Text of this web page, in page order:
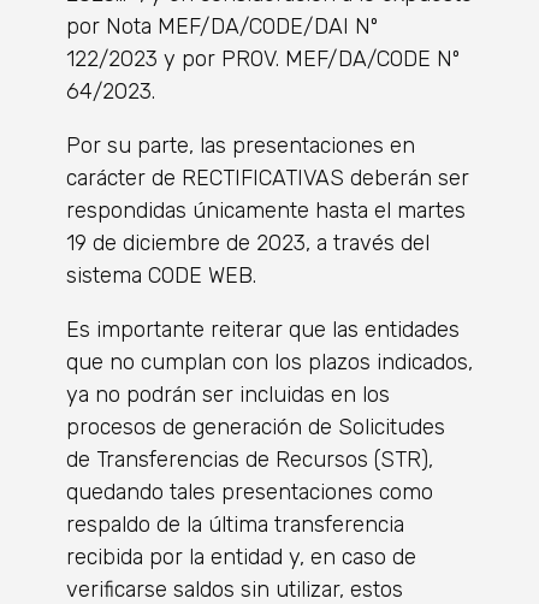
por Nota MEF/DA/CODE/DAI Nº
122/2023 y por PROV. MEF/DA/CODE Nº
64/2023.
Por su parte, las presentaciones en
carácter de RECTIFICATIVAS deberán ser
respondidas únicamente hasta el martes
19 de diciembre de 2023, a través del
sistema CODE WEB.
Es importante reiterar que las entidades
que no cumplan con los plazos indicados,
ya no podrán ser incluidas en los
procesos de generación de Solicitudes
de Transferencias de Recursos (STR),
quedando tales presentaciones como
respaldo de la última transferencia
recibida por la entidad y, en caso de
verificarse saldos sin utilizar, estos